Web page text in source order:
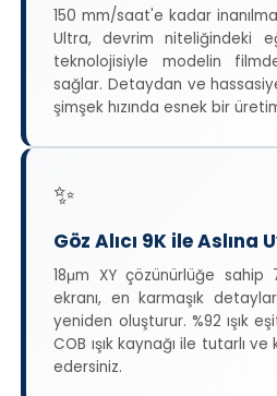
150 mm/saat'e kadar
Ultra, devrim niteliğindeki
teknolojisiyle modelin
sağlar. Detaydan ve
şimşek hızında esnek bir
✨
Göz Alıcı 9K ile
18μm XY çözünürlüğe
ekranı, en karmaşık
yeniden oluşturur. %92 ışık
COB ışık kaynağı ile tutarlı
edersiniz.